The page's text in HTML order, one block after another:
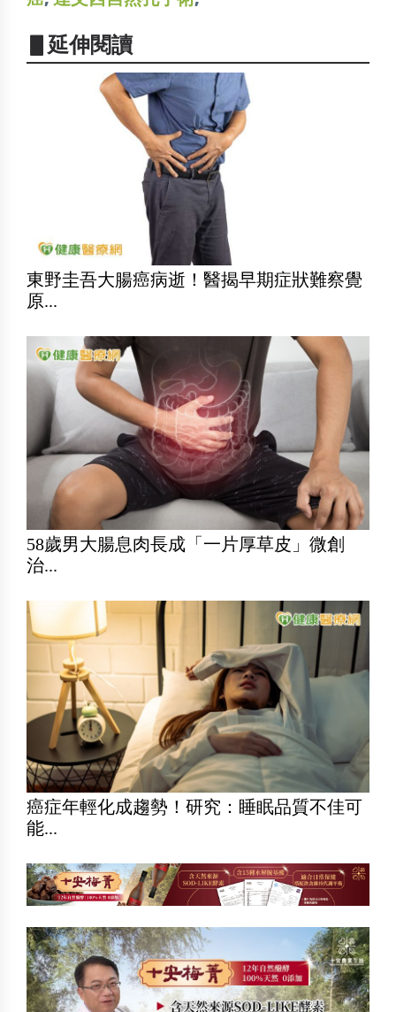
▋延伸閱讀
東野圭吾大腸癌病逝！醫揭早期症狀難察覺
原...
58歲男大腸息肉長成「一片厚草皮」微創
治...
癌症年輕化成趨勢！研究：睡眠品質不佳可
能...